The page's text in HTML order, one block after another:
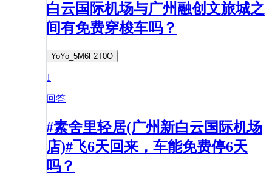
白云国际机场与广州融创文旅城之
间有免费穿梭车吗？
YoYo_5M6F2T0O
1
回答
#素舍里轻居(广州新白云国际机场
店)#飞6天回来，车能免费停6天
吗？